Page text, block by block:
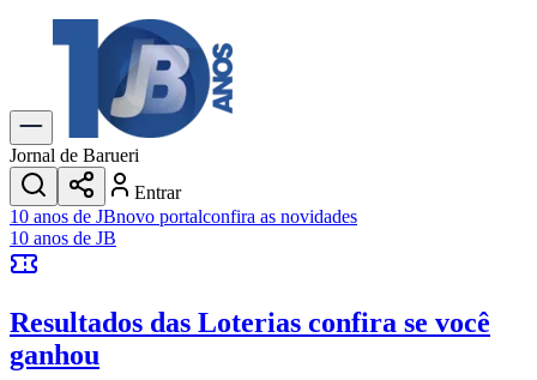
Explore Tudo
Últimas Notícias
Previsão do Tempo
Trânsito e Rotas
Dia a Dia & Lazer
Transportes
Gastronomia
Cinema & Shows
JogosNovo
Anuncie no Portal
Cadastrar Empresa
Divulgar Vagas
Jornal de Barueri
Entrar
10 anos de JBnovo portalconfira as novidades
10 anos de JB
Resultados das Loterias confira se você
ganhou